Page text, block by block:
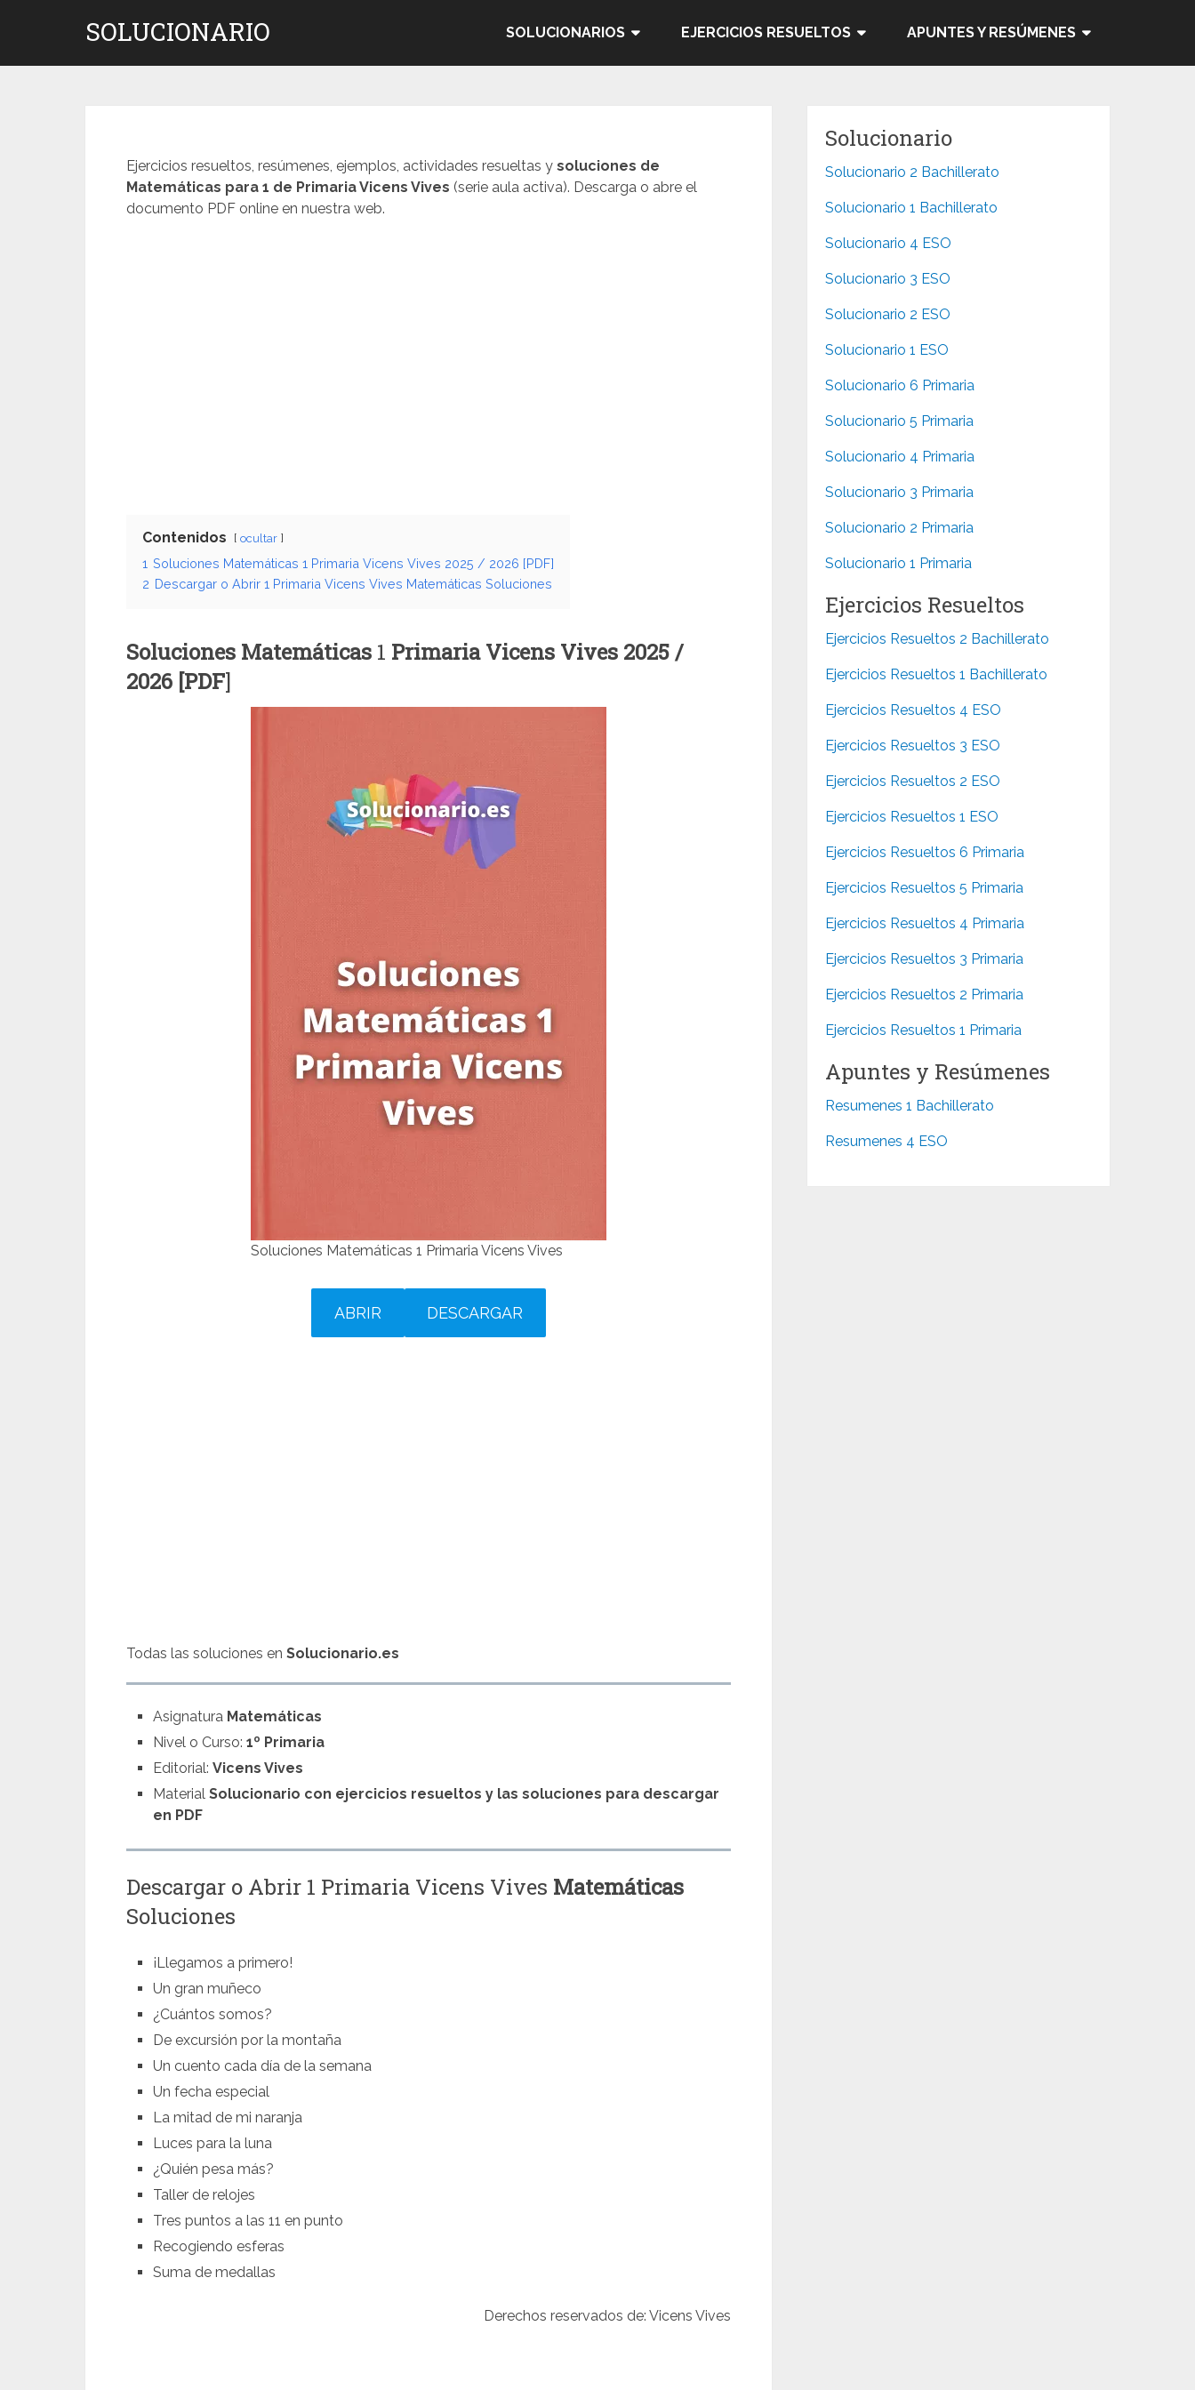
SOLUCIONARIO SOLUCIONARIOS EJERCICIOS RESUELTOS APUNTES Y RESÚMENES
Ejercicios resueltos, resúmenes, ejemplos, actividades resueltas y soluciones de
Matemáticas para 1 de Primaria Vicens Vives (serie aula activa). Descarga o abre el
documento PDF online en nuestra web.
Contenidos ocultar
1 Soluciones Matemáticas 1 Primaria Vicens Vives 2025 / 2026 [PDF]
2 Descargar o Abrir 1 Primaria Vicens Vives Matemáticas Soluciones
Soluciones Matemáticas 1 Primaria Vicens Vives 2025 /
2026 [PDF]
Soluciones Matemáticas 1 Primaria Vicens Vives
ABRIR DESCARGAR
Todas las soluciones en Solucionario.es
Asignatura Matemáticas
Nivel o Curso:1º Primaria
Editorial:Vicens Vives
MaterialSolucionario con ejercicios resueltos y las soluciones para descargar
en PDF
Descargar o Abrir 1 Primaria Vicens Vives Matemáticas
Soluciones
¡Llegamos a primero!
Un gran muñeco
¿Cuántos somos?
De excursión por la montaña
Un cuento cada día de la semana
Un fecha especial
La mitad de mi naranja
Luces para la luna
¿Quién pesa más?
Taller de relojes
Tres puntos a las 11 en punto
Recogiendo esferas
Suma de medallas
Derechos reservados de: Vicens Vives
Solucionario
Solucionario 2 Bachillerato
Solucionario 1 Bachillerato
Solucionario 4 ESO
Solucionario 3 ESO
Solucionario 2 ESO
Solucionario 1 ESO
Solucionario 6 Primaria
Solucionario 5 Primaria
Solucionario 4 Primaria
Solucionario 3 Primaria
Solucionario 2 Primaria
Solucionario 1 Primaria
Ejercicios Resueltos
Ejercicios Resueltos 2 Bachillerato
Ejercicios Resueltos 1 Bachillerato
Ejercicios Resueltos 4 ESO
Ejercicios Resueltos 3 ESO
Ejercicios Resueltos 2 ESO
Ejercicios Resueltos 1 ESO
Ejercicios Resueltos 6 Primaria
Ejercicios Resueltos 5 Primaria
Ejercicios Resueltos 4 Primaria
Ejercicios Resueltos 3 Primaria
Ejercicios Resueltos 2 Primaria
Ejercicios Resueltos 1 Primaria
Apuntes y Resúmenes
Resumenes 1 Bachillerato
Resumenes 4 ESO